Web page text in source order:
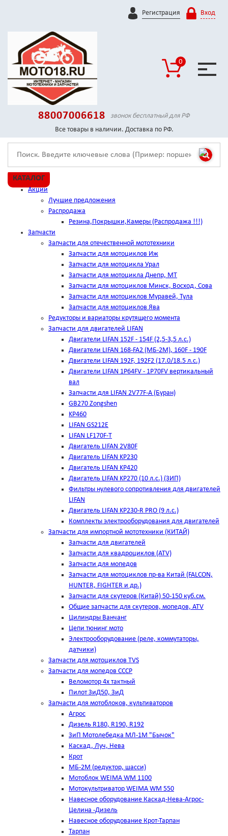
Регистрация Вход
0
88007006618
звонок бесплатный для РФ
Все товары в наличии. Доставка по РФ.
КАТАЛОГ
Акции
Лучшие предложения
Распродажа
Резина,Покрышки,Камеры (Распродажа !!!)
Запчасти
Запчасти для отечественной мототехники
Запчасти для мотоциклов Иж
Запчасти для мотоцикла Урал
Запчасти для мотоцикла Днепр, МТ
Запчасти для мотоциклов Минск, Восход, Сова
Запчасти для мотоциклов Муравей, Тула
Запчасти для мотоциклов Ява
Редукторы и вариаторы крутящего момента
Запчасти для двигателей LIFAN
Двигатели LIFAN 152F - 154F (2,5-3,5 л.с.)
Двигатели LIFAN 168-FA2 (МБ-2М), 160F - 190F
Двигатели LIFAN 192F, 192F2 (17.0/18.5 л.с.)
Двигатели LIFAN 1Р64FV - 1Р70FV вертикальный
вал
Запчасти для LIFAN 2V77F-A (Буран)
GB270 Zongshen
KP460
LIFAN GS212E
LIFAN LF170F-T
Двигатель LIFAN 2V80F
Двигатель LIFAN KP230
Двигатель LIFAN KP420
Двигатель LIFAN KP270 (10 л.с.) (ЗИП)
Фильтры нулевого сопротивления для двигателей
LIFAN
Двигатель LIFAN KP230-R PRO (9 л.с.)
Комплекты электрооборудования для двигателей
Запчасти для импортной мототехники (КИТАЙ)
Запчасти для двигателей
Запчасти для квадроциклов (ATV)
Запчасти для мопедов
Запчасти для мотоциклов пр-ва Китай (FALCON,
HUNTER, FIGHTER и др.)
Запчасти для скутеров (Китай) 50-150 куб.см.
Общие запчасти для скутеров, мопедов, ATV
Цилиндры Ванчанг
Цепи тюнинг мото
Электрооборудование (реле, коммутаторы,
датчики)
Запчасти для мотоциклов TVS
Запчасти для мопедов СССР
Веломотор 4х тактный
Пилот ЗиД50, ЗиД
Запчасти для мотоблоков, культиваторов
Агрос
Дизель R180, R190, R192
ЗиП Мотолебедка МЛ-1М "Бычок"
Каскад, Луч, Нева
Крот
МБ-2М (редуктор, шасси)
Мотоблок WEIMA WM 1100
Мотокультриватор WEIMA WM 550
Навесное оборудование Каскад-Нева-Агрос-
Целина -Дизель
Навесное оборудование Крот-Тарпан
Тарпан